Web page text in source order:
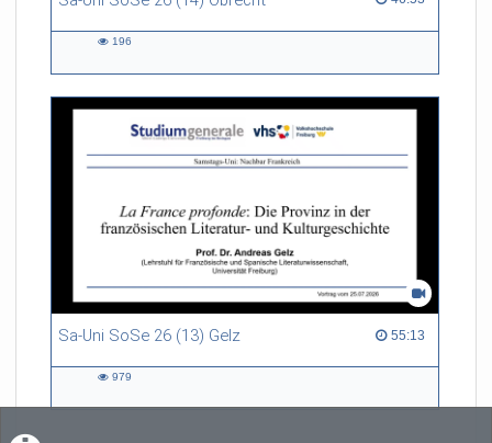
196
Sa-Uni SoSe 26 (13) Gelz 55:13
55:13 duration
979